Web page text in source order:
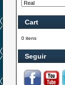
Cart
0 itens
Seguir